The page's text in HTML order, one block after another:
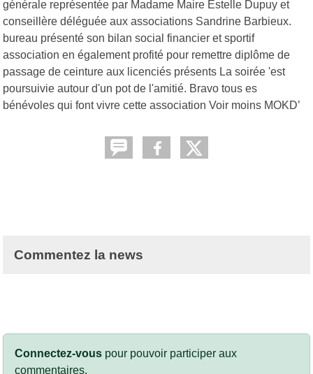
Commentez la news
Connectez-vous pour pouvoir participer aux
commentaires.